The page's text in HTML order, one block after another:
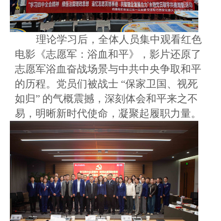
理论学习后，全体人员集中观看红色
电影《志愿军：浴血和平》，影片还原了
志愿军浴血奋战场景与中共中央争取和平
的历程。党员们被战士 “保家卫国、视死
如归” 的气概震撼，深刻体会和平来之不
易，明晰新时代使命，凝聚起履职力量。